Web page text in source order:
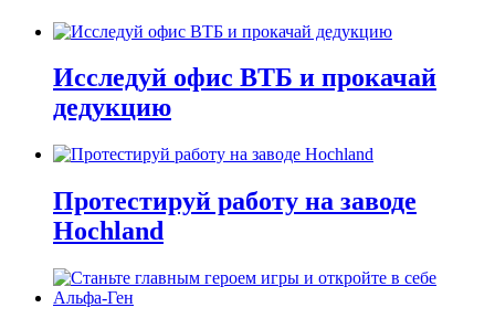
Исследуй офис ВТБ и прокачай
дедукцию
Протестируй работу на заводе
Hochland